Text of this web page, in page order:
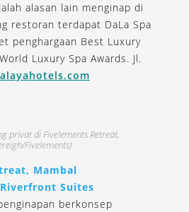
alasan lain menginap di
restoran terdapat DaLa Spa
penghargaan Best Luxury
Luxury Spa Awards. Jl.
alayahotels.com
privat di Fivelements Retreat,
Fivelements)
Mambal
Suites
berkonsep